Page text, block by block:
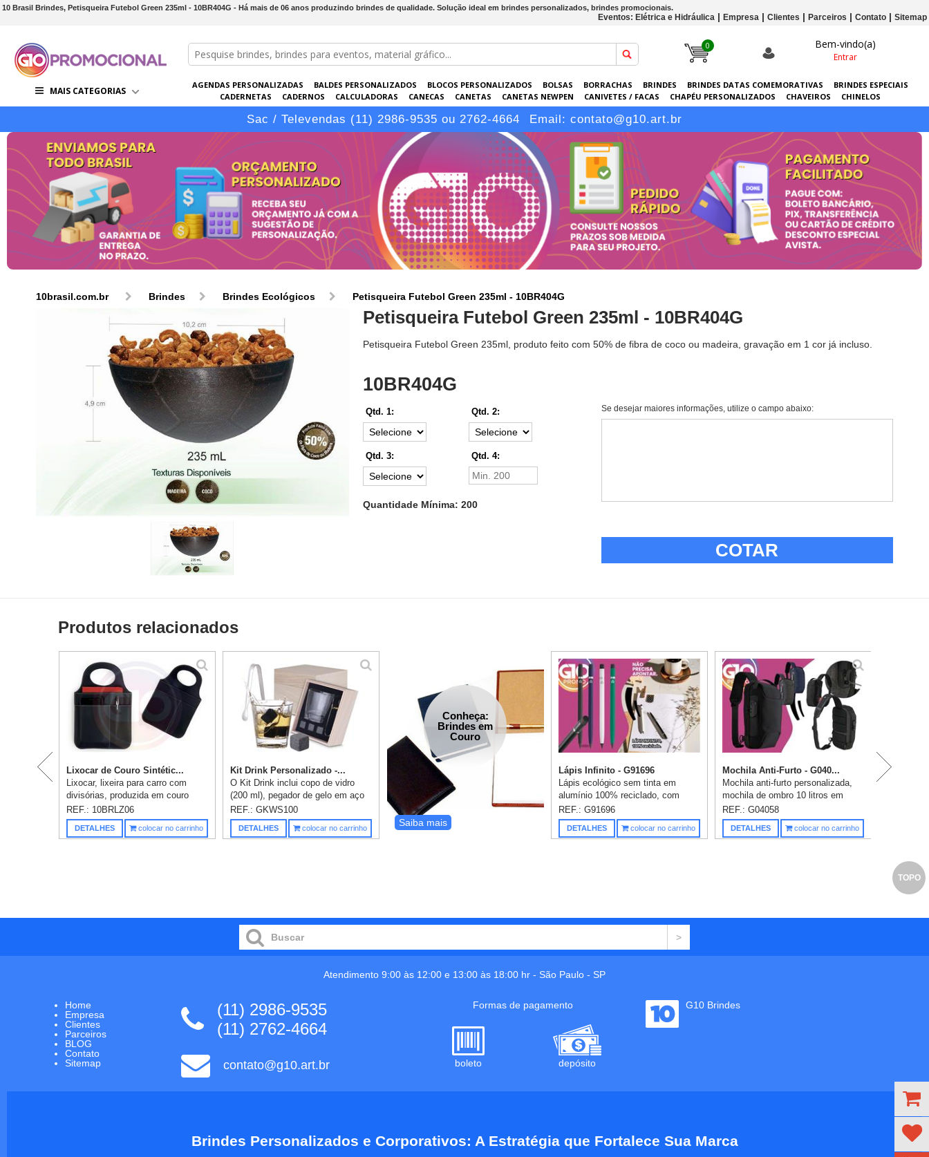
10 Brasil Brindes, Petisqueira Futebol Green 235ml - 10BR404G - Há mais de 06 anos produzindo brindes de qualidade. Solução ideal em brindes personalizados, brindes promocionais.
Eventos: Elétrica e Hidráulica Empresa Clientes Parceiros Contato Sitemap
0 Bem-vindo(a)
Entrar
MAIS CATEGORIAS
AGENDAS PERSONALIZADAS BALDES PERSONALIZADOS BLOCOS PERSONALIZADOS BOLSAS BORRACHAS BRINDES BRINDES DATAS COMEMORATIVAS
BRINDES ESPECIAIS
CADERNETAS
CADERNOS CALCULADORAS CANECAS CANETAS CANETAS NEWPEN CANIVETES / FACAS CHAPÉU PERSONALIZADOS CHAVEIROS
CHINELOS
CONJUNTOS DE BRINDES
COPOS ELETRÔNICOS EMBALAGENS ESCRITÓRIO EVENTOS GARRAFAS PERSONALIZADAS GRÁFICA GUARDA-CHUVAS KITS
LANÇAMENTOS
LÁPIS
Sac / Televendas (11) 2986-9535 ou 2762-4664 Email: contato@g10.art.br
10brasil.com.br Brindes Brindes Ecológicos Petisqueira Futebol Green 235ml - 10BR404G
Petisqueira Futebol Green 235ml - 10BR404G
Petisqueira Futebol Green 235ml, produto feito com 50% de fibra de coco ou madeira, gravação em 1 cor já incluso.
10BR404G
Qtd. 1: Qtd. 2:
Qtd. 3: Qtd. 4:
Quantidade Mínima: 200
Se desejar maiores informações, utilize o campo abaixo:
COTAR
Produtos relacionados
Lixocar de Couro Sintétic...
Lixocar, lixeira para carro com
divisórias, produzida em couro
sintético, medidas: 28,4 x 19,1cm.
1 gravação (personalização) já
incluso.
REF.: 10BRLZ06
DETALHES colocar no carrinho
Kit Drink Personalizado -...
O Kit Drink inclui copo de vidro
(200 ml), pegador de gelo em aço
inox, 3 cubos de pedra-sabão
reutilizáveis e caixa de madeira
elegante. Personalização i...
REF.: GKWS100
DETALHES colocar no carrinho
Conheça:
Brindes em
Couro
Saiba mais
Lápis Infinito - G91696
Lápis ecológico sem tinta em
alumínio 100% reciclado, com
tampa protetora em PE reciclado.
Apta para um uso prolongado sem
a necessidade de apontar. Na par...
REF.: G91696
DETALHES colocar no carrinho
Mochila Anti-Furto - G040...
Mochila anti-furto personalizada,
mochila de ombro 10 litros em
nylon resistente à água com três
compartimentos, sendo dois deles
exclusivos para cartões e...
REF.: G04058
DETALHES colocar no carrinho
TOPO
Atendimento 9:00 às 12:00 e 13:00 às 18:00 hr - São Paulo - SP
Home
Empresa
Clientes
Parceiros
BLOG
Contato
Sitemap
(11) 2986-9535
(11) 2762-4664
contato@g10.art.br
Formas de pagamento
boleto depósito
G10 Brindes
Brindes Personalizados e Corporativos: A Estratégia que Fortalece Sua Marca